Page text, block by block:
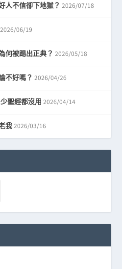
人不信卻下地獄？ 2026/07/18
2026/06/19
何被踢出正典？ 2026/05/18
不好嗎？ 2026/04/26
聖經都沒用 2026/04/14
我 2026/03/16